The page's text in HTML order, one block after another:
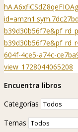
604f-4ce5-a74c-
view_1728044065208
Encuentra libros
Categorías
Temas